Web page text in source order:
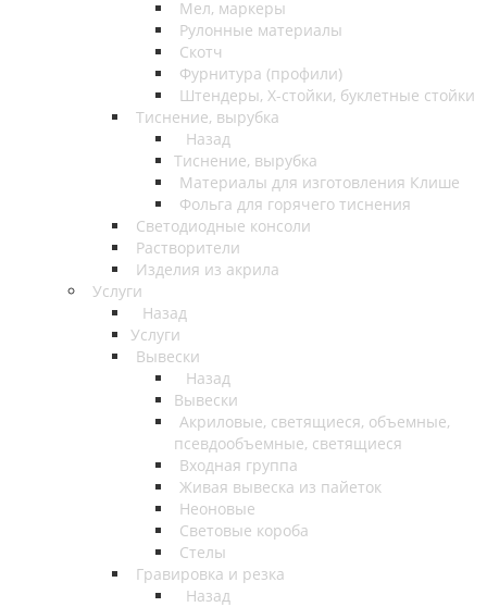
Мел, маркеры
Рулонные материалы
Скотч
Фурнитура (профили)
Штендеры, Х-стойки, буклетные стойки
Тиснение, вырубка
Назад
Тиснение, вырубка
Материалы для изготовления Клише
Фольга для горячего тиснения
Светодиодные консоли
Растворители
Изделия из акрила
Услуги
Назад
Услуги
Вывески
Назад
Вывески
Акриловые, светящиеся, объемные,
псевдообъемные, светящиеся
Входная группа
Живая вывеска из пайеток
Неоновые
Световые короба
Стелы
Гравировка и резка
Назад